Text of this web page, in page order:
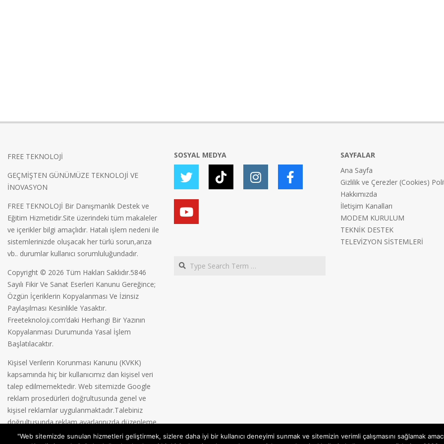
FREE TEKNOLOJİ
GEÇMİŞTEN GÜNÜMÜZE TEKNOLOJİ VE
İNOVASYON
FREE TEKNOLOJİ Bir Danışmanlık Destek ve
Eğitim Hizmetidir.Site üzerindeki tüm makaleler
ve içerikler bilgi amaçlıdır. Hatalı işlem nedeni ile
sistemlerinizde oluşacak her türlü sorun,arıza
vb.. durumlar kullanıcı sorumluluğundadır.
Copyright © 2026 Tüm Hakları Saklıdır.5846
Sayılı Fikir Ve Sanat Eserleri Kanunu Gereğince;
Özgün İçeriklerin Kopyalanması Ve İzinsiz
Paylaşılması Kesinlikle Yasaktır.
Freeteknoloji.com’daki Herhangi Bir Yazının
Kopyalanması Durumunda Yasal İşlem
Başlatılacaktır.
Kişisel Verilerin Korunması Kanunu (KVKK)
kapsamında hiç bir kullanıcımız dan kişisel veri
talep edilmemektedir. Web sitemizde Google
reklam prosedürleri doğrultusunda genel ve
kişisel reklamlar uygulanmaktadır.Talebiniz
doğrultusunda reklam ayarlarınızda düzenleme
yapabilirsiniz.Gizlilik Politikamız
SOSYAL MEDYA
Search
SAYFALAR
Ana Sayfa
Gizlilik ve Çerezler (Cookies)
Hakkımızda
İletişim Kanalları
MODEM KURULUM
TEKNİK DESTEK
TELEVİZYON SİSTEMLERİ
"Web sitemizde sunulan hizmetleri geliştirmek, sizlere daha iyi bir kullanıcı deneyimi sunmak ve sitemizin verimli çalışmasını sağlamak